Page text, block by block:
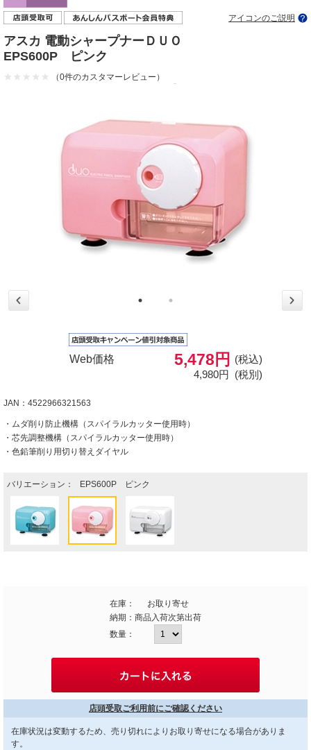
アイコンのご説明
アスカ 電動シャープナーＤＵＯ
EPS600P ピンク
（0件のカスタマーレビュー）
Web価格 5,478円
(税込)
4,980円 (税別)
JAN：4522966321563
・ムダ削り防止機構（スパイラルカッター使用時）
・芯先調整機構（スパイラルカッター使用時）
・色鉛筆削り用切り替えダイヤル
バリエーション： EPS600P ピンク
在庫：
お取り寄せ
納期： 商品入荷次第出荷
数量：
店頭受取ご利用前にご確認ください
在庫状況は変動するため、売り切れによりお取り寄せになる場合がありま
す。